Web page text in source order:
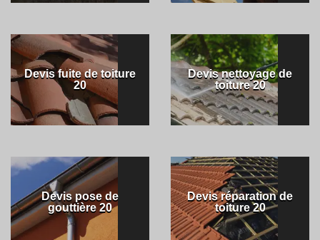
Devis fuite de toiture
20
Devis nettoyage de
toiture 20
Devis pose de
gouttière 20
Devis réparation de
toiture 20